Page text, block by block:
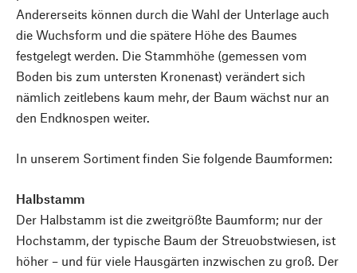
Andererseits können durch die Wahl der Unterlage auch
die Wuchsform und die spätere Höhe des Baumes
festgelegt werden. Die Stammhöhe (gemessen vom
Boden bis zum untersten Kronenast) verändert sich
nämlich zeitlebens kaum mehr, der Baum wächst nur an
den Endknospen weiter.
In unserem Sortiment finden Sie folgende Baumformen:
Halbstamm
Der Halbstamm ist die zweitgrößte Baumform; nur der
Hochstamm, der typische Baum der Streuobstwiesen, ist
höher – und für viele Hausgärten inzwischen zu groß. Der